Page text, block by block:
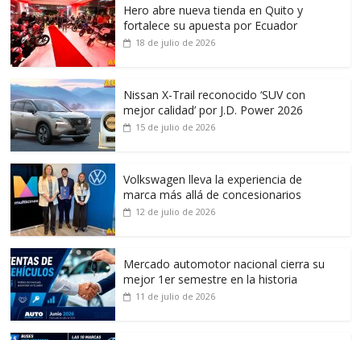
Hero abre nueva tienda en Quito y
fortalece su apuesta por Ecuador
18 de julio de 2026
Nissan X-Trail reconocido ‘SUV con
mejor calidad’ por J.D. Power 2026
15 de julio de 2026
Volkswagen lleva la experiencia de
marca más allá de concesionarios
12 de julio de 2026
Mercado automotor nacional cierra su
mejor 1er semestre en la historia
11 de julio de 2026